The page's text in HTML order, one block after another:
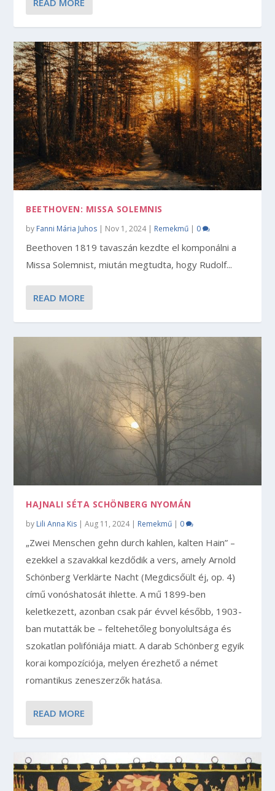
READ MORE
BEETHOVEN: MISSA SOLEMNIS
by Fanni Mária Juhos | Nov 1, 2024| Remekmű | 0
Beethoven 1819 tavaszán kezdte el komponálni a
Missa Solemnist, miután megtudta, hogy Rudolf...
READ MORE
HAJNALI SÉTA SCHÖNBERG NYOMÁN
by Lili Anna Kis |Aug 11, 2024| Remekmű | 0
„Zwei Menschen gehn durch kahlen, kalten Hain” –
ezekkel a szavakkal kezdődik a vers, amely Arnold
Schönberg Verklärte Nacht (Megdicsőült éj, op. 4)
című vonóshatosát ihlette. A mű 1899-ben
keletkezett, azonban csak pár évvel később, 1903-
ban mutatták be – feltehetőleg bonyolultsága és
szokatlan polifóniája miatt. A darab Schönberg egyik
korai kompozíciója, melyen érezhető a német
romantikus zeneszerzők hatása.
READ MORE